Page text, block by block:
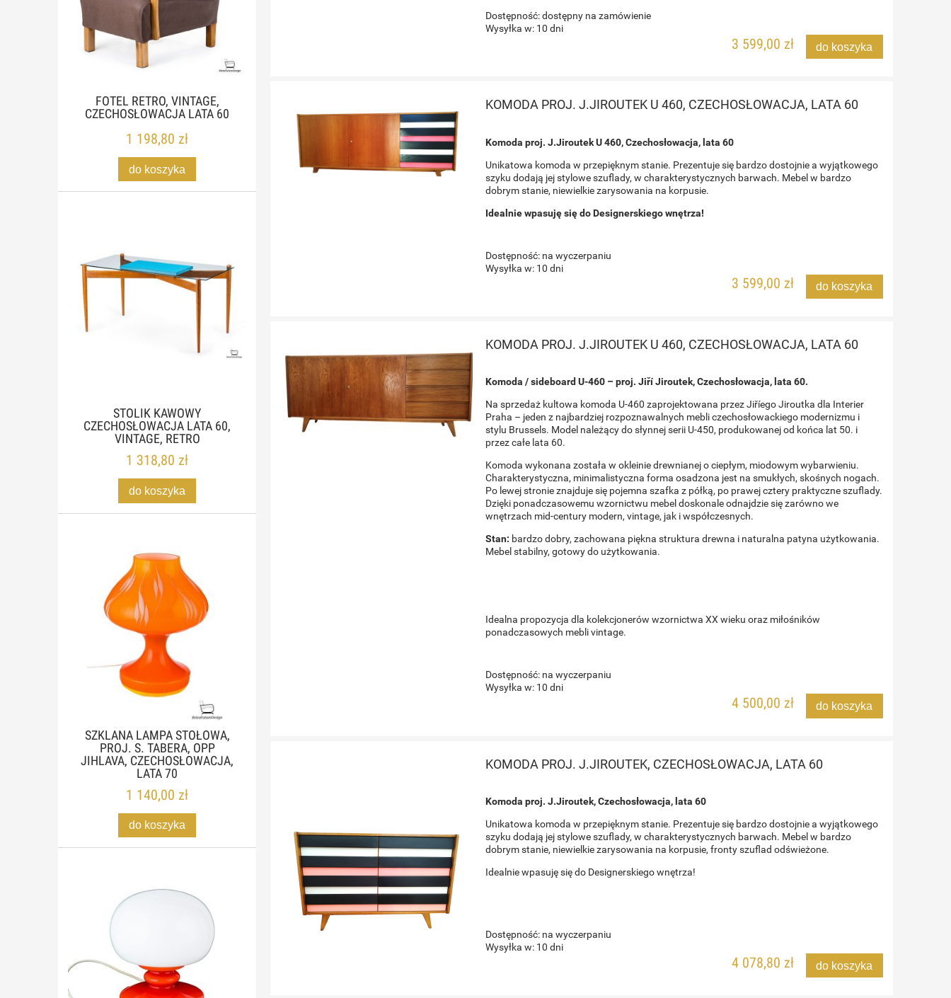
FOTEL RETRO, VINTAGE,
CZECHOSŁOWACJA LATA 60
1 198,80 zł
do koszyka
STOLIK KAWOWY
CZECHOSŁOWACJA LATA 60,
VINTAGE, RETRO
1 318,80 zł
do koszyka
SZKLANA LAMPA STOŁOWA,
PROJ. S. TABERA, OPP
JIHLAVA, CZECHOSŁOWACJA,
LATA 70
1 140,00 zł
do koszyka
Dostępność:dostępny na zamówienie
Wysyłka w: 10 dni
3 599,00 zł do koszyka
KOMODA PROJ. J.JIROUTEK U 460, CZECHOSŁOWACJA, LATA 60
Komoda proj. J.Jiroutek U 460, Czechosłowacja, lata 60
Unikatowa komoda w przepięknym stanie. Prezentuje się bardzo dostojnie a wyjątkowego
szyku dodają jej stylowe szuflady, w charakterystycznych barwach. Mebel w bardzo
dobrym stanie, niewielkie zarysowania na korpusie.
Idealnie wpasuję się do Designerskiego wnętrza!
Dostępność: na wyczerpaniu
Wysyłka w: 10 dni
3 599,00 zł do koszyka
KOMODA PROJ. J.JIROUTEK U 460, CZECHOSŁOWACJA, LATA 60
Komoda / sideboard U-460 – proj. Jiří Jiroutek, Czechosłowacja, lata 60.
Na sprzedaż kultowa komoda U-460 zaprojektowana przez Jiříego Jiroutka dla Interier
Praha – jeden z najbardziej rozpoznawalnych mebli czechosłowackiego modernizmu i
stylu Brussels. Model należący do słynnej serii U-450, produkowanej od końca lat 50. i
przez całe lata 60.
Komoda wykonana została w okleinie drewnianej o ciepłym, miodowym wybarwieniu.
Charakterystyczna, minimalistyczna forma osadzona jest na smukłych, skośnych nogach.
Po lewej stronie znajduje się pojemna szafka z półką, po prawej cztery praktyczne szuflady.
Dzięki ponadczasowemu wzornictwu mebel doskonale odnajdzie się zarówno we
wnętrzach mid-century modern, vintage, jak i współczesnych.
Stan: bardzo dobry, zachowana piękna struktura drewna i naturalna patyna użytkowania.
Mebel stabilny, gotowy do użytkowania.
Idealna propozycja dla kolekcjonerów wzornictwa XX wieku oraz miłośników
ponadczasowych mebli vintage.
Dostępność: na wyczerpaniu
Wysyłka w: 10 dni
4 500,00 zł do koszyka
KOMODA PROJ. J.JIROUTEK, CZECHOSŁOWACJA, LATA 60
Komoda proj. J.Jiroutek, Czechosłowacja, lata 60
Unikatowa komoda w przepięknym stanie. Prezentuje się bardzo dostojnie a wyjątkowego
szyku dodają jej stylowe szuflady, w charakterystycznych barwach. Mebel w bardzo
dobrym stanie, niewielkie zarysowania na korpusie, fronty szuflad odświeżone.
Idealnie wpasuję się do Designerskiego wnętrza!
Dostępność: na wyczerpaniu
Wysyłka w: 10 dni
4 078,80 zł do koszyka